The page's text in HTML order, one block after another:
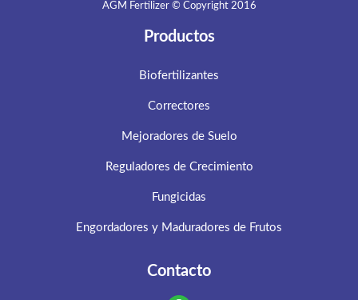
AGM Fertilizer © Copyright 2016
Productos
Biofertilizantes
Correctores
Mejoradores de Suelo
Reguladores de Crecimiento
Fungicidas
Engordadores y Maduradores de Frutos
Contacto